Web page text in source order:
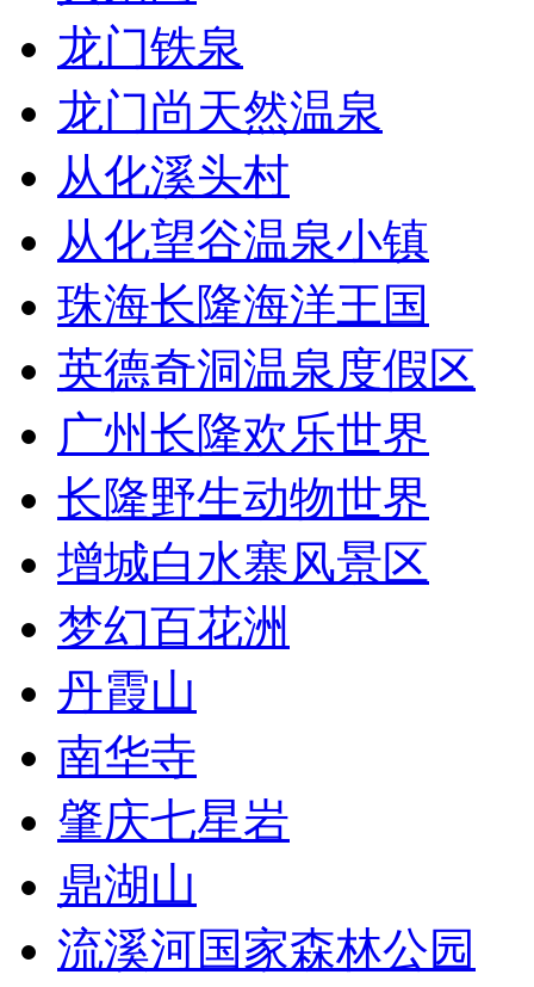
龙门铁泉
龙门尚天然温泉
从化溪头村
从化望谷温泉小镇
珠海长隆海洋王国
英德奇洞温泉度假区
广州长隆欢乐世界
长隆野生动物世界
增城白水寨风景区
梦幻百花洲
丹霞山
南华寺
肇庆七星岩
鼎湖山
流溪河国家森林公园